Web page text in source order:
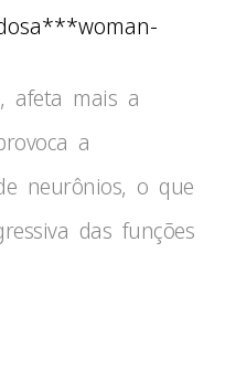
***woman-
afeta mais a
a
neurônios, o que
das funções